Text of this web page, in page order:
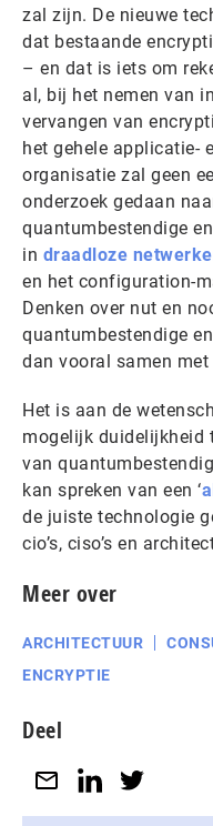
zal zijn. De nieuwe
dat bestaande
– en dat is iets om
al, bij het nemen van
vervangen van
het gehele applicatie-
organisatie zal geen
onderzoek gedaan
quantumbestendige
in draadloze
en het configuration-
Denken over nut en
quantumbestendige
dan vooral samen
Het is aan de
mogelijk duidelijkheid
van
kan spreken van een ‘
de juiste technologie
cio’s, ciso’s en
Meer over
ARCHITECTUUR
ENCRYPTIE
Deel